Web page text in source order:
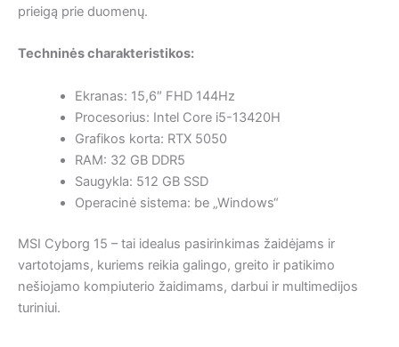
prieigą prie duomenų.
Techninės charakteristikos:
Ekranas: 15,6″ FHD 144Hz
Procesorius: Intel Core i5-13420H
Grafikos korta: RTX 5050
RAM: 32 GB DDR5
Saugykla: 512 GB SSD
Operacinė sistema: be „Windows“
MSI Cyborg 15 – tai idealus pasirinkimas žaidėjams ir
vartotojams, kuriems reikia galingo, greito ir patikimo
nešiojamo kompiuterio žaidimams, darbui ir multimedijos
turiniui.